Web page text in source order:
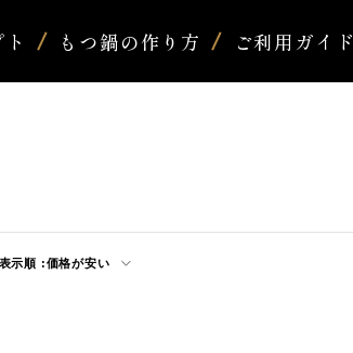
もつ鍋の作り方 ご利用ガイド
表示順 :価格が安い